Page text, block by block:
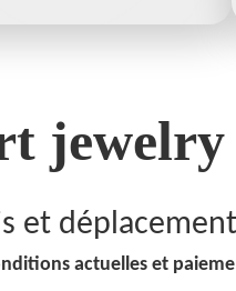
jewelry
et
actuelles et